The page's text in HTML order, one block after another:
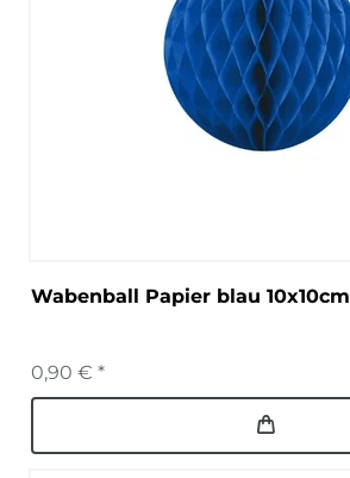
Wabenball Papier blau 10x10cm
0,90 € *